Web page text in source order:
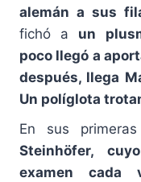
alemán a sus
fichó a un
poco llegó a
después, llega
Un políglota
En sus
Steinhöfer,
examen cada